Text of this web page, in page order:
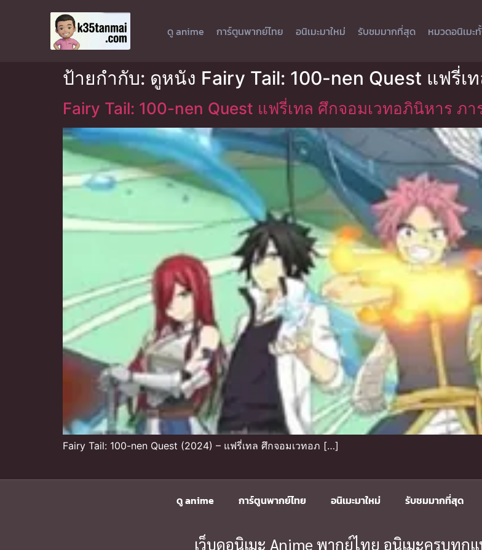
ดู anime การ์ตูนพากย์ไทย อนิเมะมาใหม่ รับชมมากที่สุด หมวดอนิเมะ
ป้ายกำกับ: ดูหนัง Fairy Tail: 100-nen Quest แฟรี่เ
Fairy Tail: 100-nen Quest แฟรี่เทล ศึกจอมเวทอภินิหาร ภา
Fairy Tail: 100-nen Quest (2024) – แฟรี่เทล ศึกจอมเวทอภ […]
ดู anime การ์ตูนพากย์ไทย อนิเมะมาใหม่ รับชมมากที่สุด
เว็บดูอนิเมะ Anime พากย์ไทย อนิเมะครบทุก